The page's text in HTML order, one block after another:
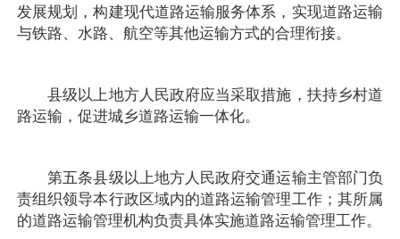
发展规划，构建现代道路运输服务体系，实现道路运输
与铁路、水路、航空等其他运输方式的合理衔接。
县级以上地方人民政府应当采取措施，扶持乡村道
路运输，促进城乡道路运输一体化。
第五条县级以上地方人民政府交通运输主管部门负
责组织领导本行政区域内的道路运输管理工作；其所属
的道路运输管理机构负责具体实施道路运输管理工作。